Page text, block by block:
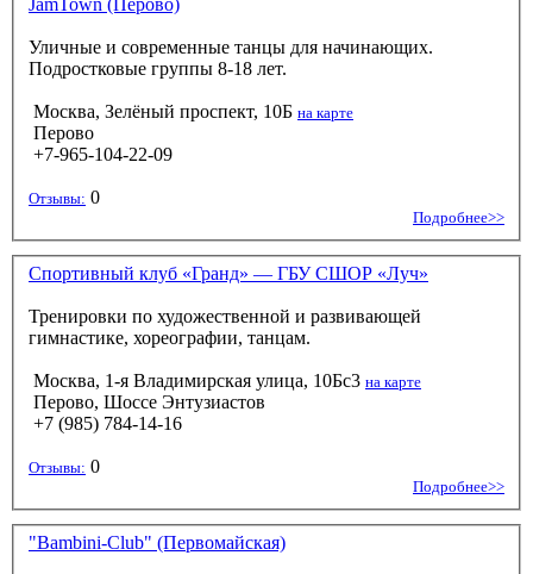
JamTown (Перово)
Уличные и современные танцы для начинающих.
Подростковые группы 8-18 лет.
Москва, Зелёный проспект, 10Б на карте
Перово
+7-965-104-22-09
Отзывы: 0
Подробнее>>
Спортивный клуб «Гранд» — ГБУ СШОР «Луч»
Тренировки по художественной и развивающей
гимнастике, хореографии, танцам.
Москва, 1-я Владимирская улица, 10Бс3 на карте
Перово, Шоссе Энтузиастов
+7 (985) 784-14-16
Отзывы: 0
Подробнее>>
"Bambini-Club" (Первомайская)